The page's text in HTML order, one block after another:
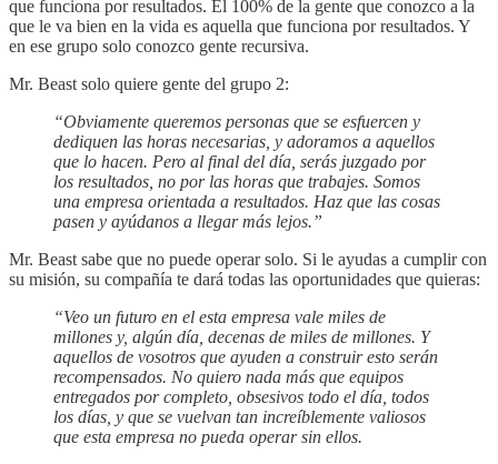
que funciona por resultados. El 100% de la gente que conozco a la
que le va bien en la vida es aquella que funciona por resultados. Y
en ese grupo solo conozco gente recursiva.
Mr. Beast solo quiere gente del grupo 2:
“Obviamente queremos personas que se esfuercen y
dediquen las horas necesarias, y adoramos a aquellos
que lo hacen. Pero al final del día, serás juzgado por
los resultados, no por las horas que trabajes. Somos
una empresa orientada a resultados. Haz que las cosas
pasen y ayúdanos a llegar más lejos.”
Mr. Beast sabe que no puede operar solo. Si le ayudas a cumplir con
su misión, su compañía te dará todas las oportunidades que quieras:
“Veo un futuro en el esta empresa vale miles de
millones y, algún día, decenas de miles de millones. Y
aquellos de vosotros que ayuden a construir esto serán
recompensados. No quiero nada más que equipos
entregados por completo, obsesivos todo el día, todos
los días, y que se vuelvan tan increíblemente valiosos
que esta empresa no pueda operar sin ellos.